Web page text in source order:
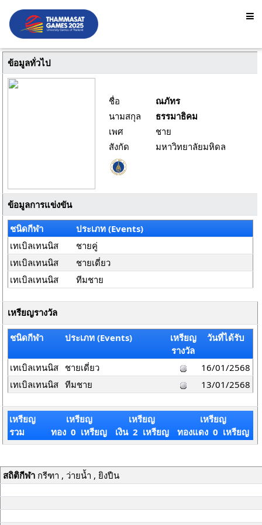
ข้อมูลทั่วไป
ชื่อ
ณภัทร
นามสกุล
ธรรมาธิคม
เพศ
ชาย
สังกัด
มหาวิทยาลัยมหิดล
ข้อมูลการแข่งขัน
ชนิดกีฬา
ประเภท (Events)
เทเบิลเทนนิส
ชายคู่
เทเบิลเทนนิส
ชายเดี่ยว
เทเบิลเทนนิส
ทีมชาย
เหรียญรางวัล
ชนิดกีฬา ประเภท (Events)
เหรียญ
รางวัล
วันที่ได้รับ
เทเบิลเทนนิส ชายเดี่ยว
16/01/2568
เทเบิลเทนนิส ทีมชาย 13/01/2568
เหรียญ
รวม
เหรียญ
ทอง 0 เหรียญ
เหรียญ
เงิน 2 เหรียญ
เหรียญ
ทองแดง 0 เหรียญ
สถิติกีฬากรีฑา , ว่ายน้ำ , ยิงปืน